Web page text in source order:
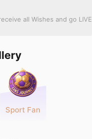
all Wishes and go LIVE
Sport Fan